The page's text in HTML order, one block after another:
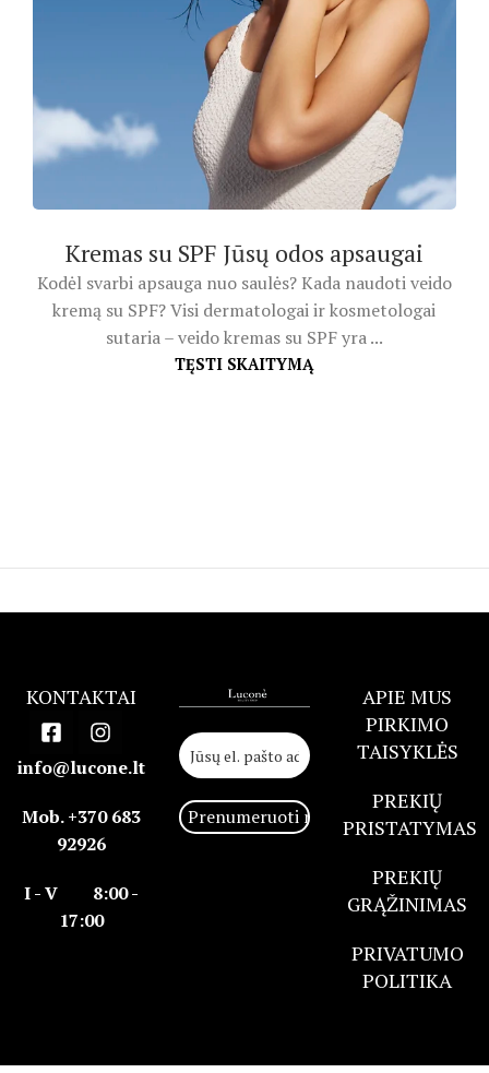
Kremas su SPF Jūsų odos apsaugai
Kodėl svarbi apsauga nuo saulės? Kada naudoti veido
kremą su SPF? Visi dermatologai ir kosmetologai
sutaria – veido kremas su SPF yra ...
TĘSTI SKAITYMĄ
KONTAKTAI
info@lucone.lt
Mob. +370 683
92926
I - V 8:00 -
17:00
APIE MUS
PIRKIMO
TAISYKLĖS
PREKIŲ
PRISTATYMAS
PREKIŲ
GRĄŽINIMAS
PRIVATUMO
POLITIKA